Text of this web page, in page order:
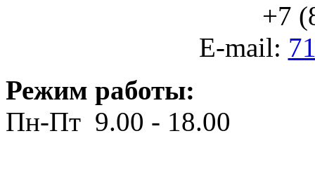
+7
E-mail:
Режим работы:
Пн-Пт 9.00 - 18.00